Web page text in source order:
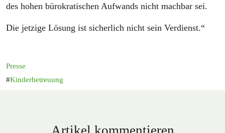
des hohen bürokratischen Aufwands nicht machbar sei.
Die jetzige Lösung ist sicherlich nicht sein Verdienst.“
Presse
Kinderbetreuung